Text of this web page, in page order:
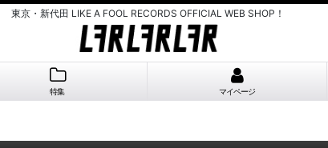
東京・新代田 LIKE A FOOL RECORDS OFFICIAL WEB SHOP！
特集 マイページ